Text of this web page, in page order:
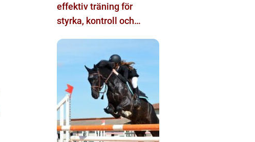
effektiv träning för
styrka, kontroll och